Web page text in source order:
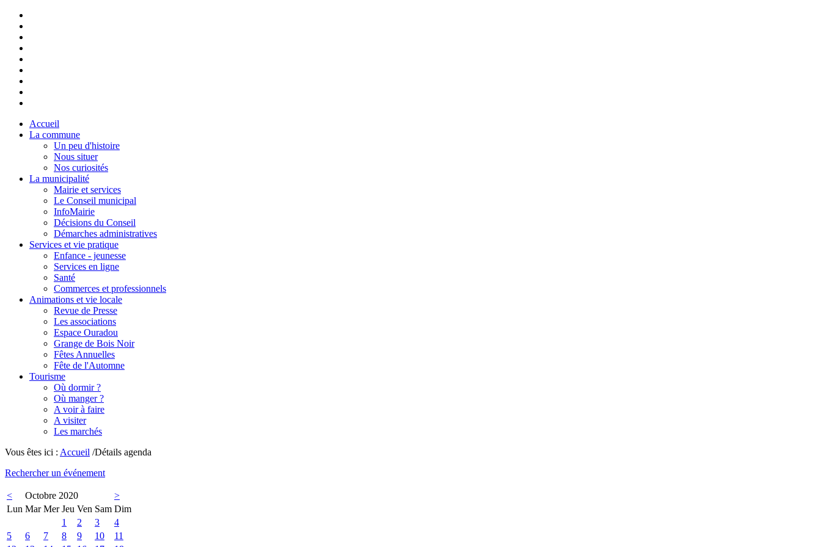
Accueil
La commune
Un peu d'histoire
Nous situer
Nos curiosités
La municipalité
Mairie et services
Le Conseil municipal
InfoMairie
Décisions du Conseil
Démarches administratives
Services et vie pratique
Enfance - jeunesse
Services en ligne
Santé
Commerces et professionnels
Animations et vie locale
Revue de Presse
Les associations
Espace Ouradou
Grange de Bois Noir
Fêtes Annuelles
Fête de l'Automne
Tourisme
Où dormir ?
Où manger ?
A voir à faire
A visiter
Les marchés
Vous êtes ici : Accueil /Détails agenda
Rechercher un événement
< Octobre 2020
>
Lun Mar Mer Jeu Ven Sam Dim
1
2 3
4
5
6 7 8 9 10
11